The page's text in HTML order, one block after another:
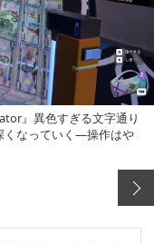
』異色すぎる文字通り
くなっていく―操作はや